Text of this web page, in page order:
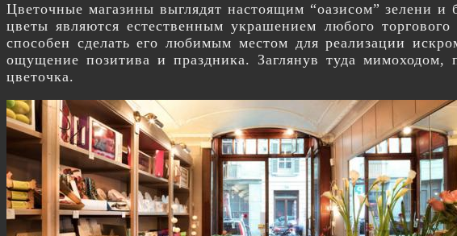
Цветочные магазины выглядят настоящим “оазисом” зелени
цветы являются естественным украшением любого
способен сделать его любимым местом для реализации
ощущение позитива и праздника. Заглянув туда мимоходом,
цветочка.